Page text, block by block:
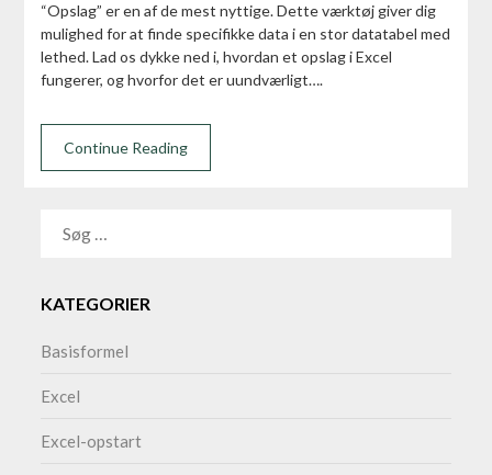
“Opslag” er en af de mest nyttige. Dette værktøj giver dig
mulighed for at finde specifikke data i en stor datatabel med
lethed. Lad os dykke ned i, hvordan et opslag i Excel
fungerer, og hvorfor det er uundværligt….
Continue Reading
EFTER:
KATEGORIER
Basisformel
Excel
Excel-opstart